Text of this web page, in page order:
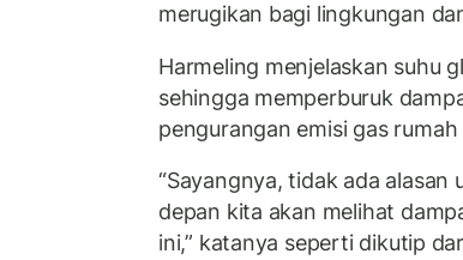
merugikan bagi lingkungan
Harmeling menjelaskan suhu
sehingga memperburuk
pengurangan emisi gas
“Sayangnya, tidak ada
depan kita akan melihat
ini,” katanya seperti dikutip